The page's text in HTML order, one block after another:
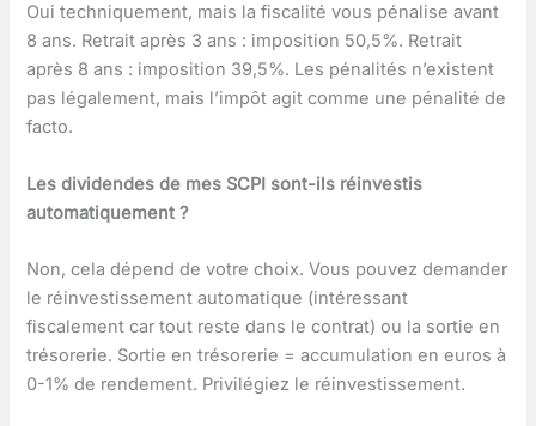
Oui techniquement, mais la fiscalité vous pénalise avant
8 ans. Retrait après 3 ans : imposition 50,5%. Retrait
après 8 ans : imposition 39,5%. Les pénalités n’existent
pas légalement, mais l’impôt agit comme une pénalité de
facto.
Les dividendes de mes SCPI sont-ils réinvestis
automatiquement ?
Non, cela dépend de votre choix. Vous pouvez demander
le réinvestissement automatique (intéressant
fiscalement car tout reste dans le contrat) ou la sortie en
trésorerie. Sortie en trésorerie = accumulation en euros à
0-1% de rendement. Privilégiez le réinvestissement.